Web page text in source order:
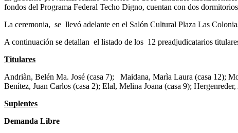
fondos del Programa Federal Techo Digno, cuentan con dos
La ceremonia, se llevó adelante en el Salón Cultural Plaza Las
A continuación se detallan el listado de los 12 preadjudicatarios
Titulares
Andriàn, Belén Ma. José (casa 7); Maidana, Marìa Laura (casa 12);
Benítez, Juan Carlos (casa 2); Elal, Melina Joana (casa 9);
Suplentes
Demanda Libre